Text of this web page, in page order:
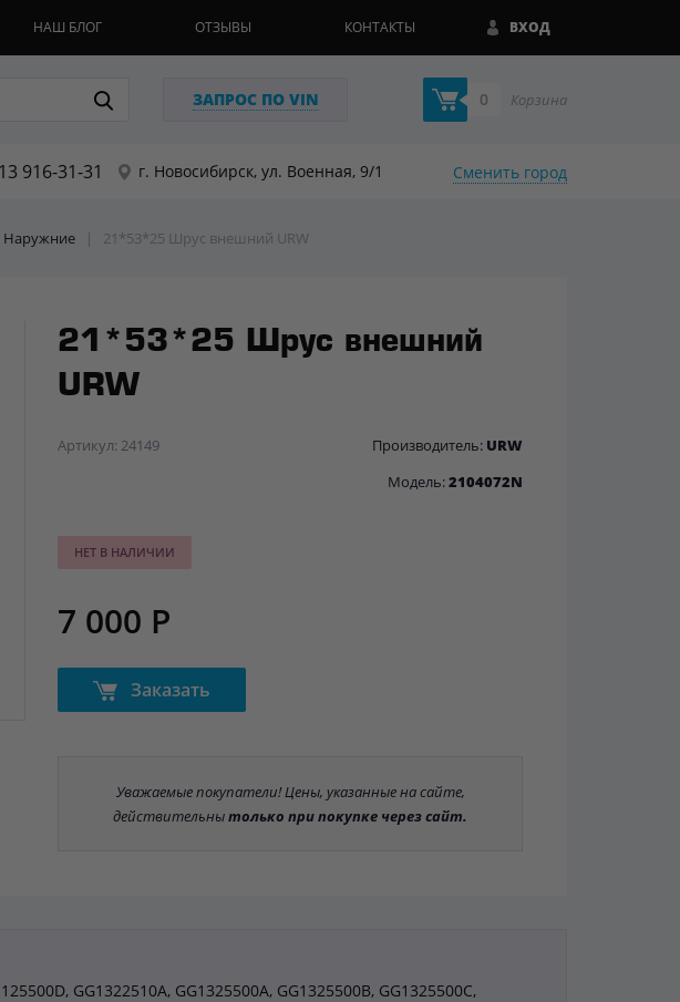
ВХОД
НАШ БЛОГ ОТЗЫВЫ КОНТАКТЫ
ЗАПРОС ПО VIN 0 Корзина
916-31-31 г. Новосибирск, ул. Военная, 9/1 Сменить город
| 21*53*25 Шрус внешний URW
21*53*25 Шрус внешний
URW
Артикул: 24149 Производитель: URW
Модель:2104072N
НЕТ В НАЛИЧИИ
7 000 Р
Заказать
Уважаемые покупатели! Цены, указанные на сайте,
действительнытолько при покупке через сайт.
GG1322510A, GG1325500A, GG1325500B, GG1325500C,